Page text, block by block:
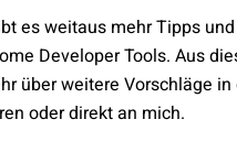
es weitaus mehr Tipps
Developer Tools. Aus
über weitere Vorschläge in
oder direkt an mich.